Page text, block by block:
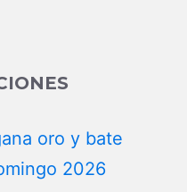
oro y bate
2026